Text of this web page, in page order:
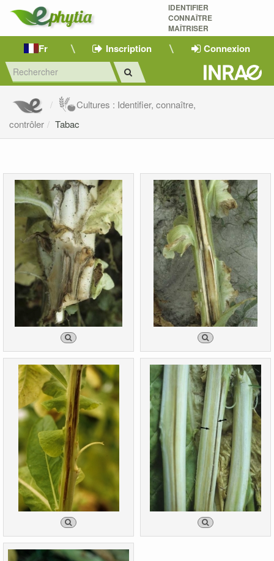
IDENTIFIER
CONNAÎTRE
MAÎTRISER
Fr Inscription Connexion
Cultures : Identifier, connaître,
contrôler
Tabac